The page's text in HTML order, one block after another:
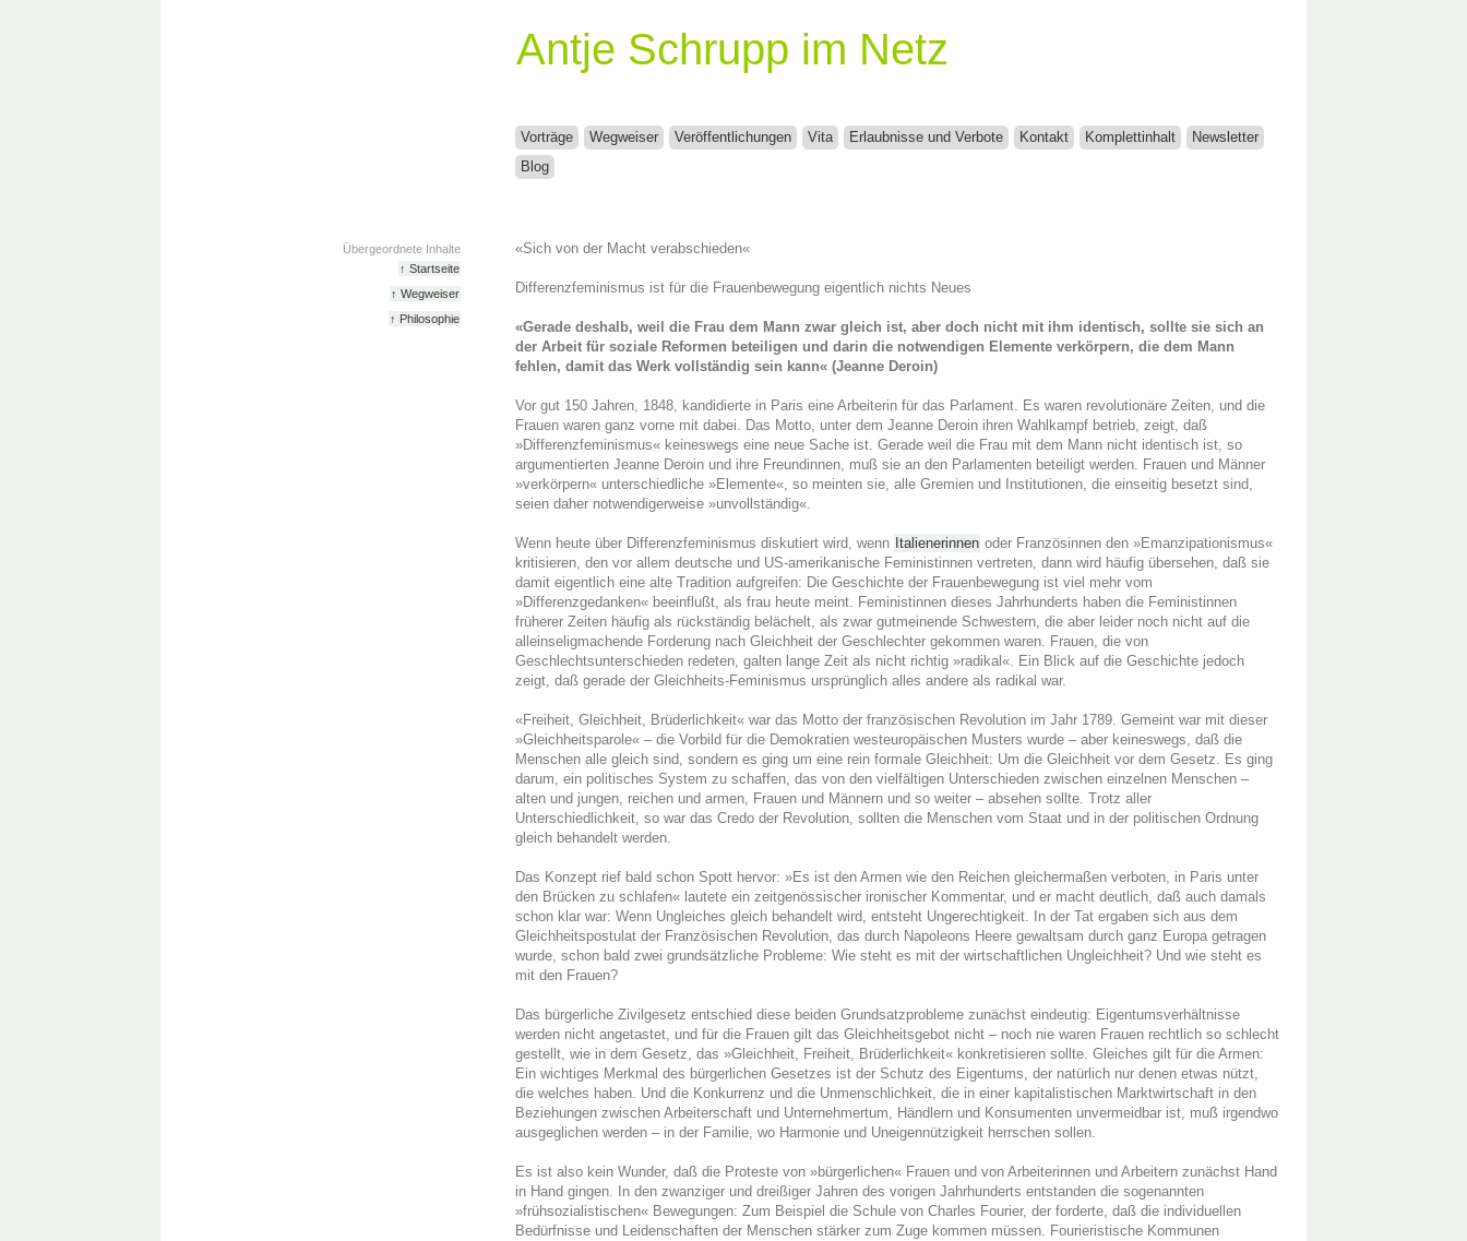
Antje Schrupp im Netz
Vorträge Wegweiser Veröffentlichungen Vita Erlaubnisse und Verbote Kontakt Komplettinhalt
Newsletter
Blog
Übergeordnete Inhalte
↑ Startseite
↑ Wegweiser
↑ Philosophie
«Sich von der Macht verabschieden«
Differenzfeminismus ist für die Frauenbewegung eigentlich nichts Neues
«Gerade deshalb, weil die Frau dem Mann zwar gleich ist, aber doch nicht mit ihm identisch, sollte sie sich an
der Arbeit für soziale Reformen beteiligen und darin die notwendigen Elemente verkörpern, die dem Mann
fehlen, damit das Werk vollständig sein kann« (Jeanne Deroin)
Vor gut 150 Jahren, 1848, kandidierte in Paris eine Arbeiterin für das Parlament. Es waren revolutionäre Zeiten, und die
Frauen waren ganz vorne mit dabei. Das Motto, unter dem Jeanne Deroin ihren Wahlkampf betrieb, zeigt, daß
»Differenzfeminismus« keineswegs eine neue Sache ist. Gerade weil die Frau mit dem Mann nicht identisch ist, so
argumentierten Jeanne Deroin und ihre Freundinnen, muß sie an den Parlamenten beteiligt werden. Frauen und Männer
»verkörpern« unterschiedliche »Elemente«, so meinten sie, alle Gremien und Institutionen, die einseitig besetzt sind,
seien daher notwendigerweise »unvollständig«.
Wenn heute über Differenzfeminismus diskutiert wird, wenn Italienerinnen oder Französinnen den »Emanzipationismus«
kritisieren, den vor allem deutsche und US-amerikanische Feministinnen vertreten, dann wird häufig übersehen, daß sie
damit eigentlich eine alte Tradition aufgreifen: Die Geschichte der Frauenbewegung ist viel mehr vom
»Differenzgedanken« beeinflußt, als frau heute meint. Feministinnen dieses Jahrhunderts haben die Feministinnen
früherer Zeiten häufig als rückständig belächelt, als zwar gutmeinende Schwestern, die aber leider noch nicht auf die
alleinseligmachende Forderung nach Gleichheit der Geschlechter gekommen waren. Frauen, die von
Geschlechtsunterschieden redeten, galten lange Zeit als nicht richtig »radikal«. Ein Blick auf die Geschichte jedoch
zeigt, daß gerade der Gleichheits-Feminismus ursprünglich alles andere als radikal war.
«Freiheit, Gleichheit, Brüderlichkeit« war das Motto der französischen Revolution im Jahr 1789. Gemeint war mit dieser
»Gleichheitsparole« – die Vorbild für die Demokratien westeuropäischen Musters wurde – aber keineswegs, daß die
Menschen alle gleich sind, sondern es ging um eine rein formale Gleichheit: Um die Gleichheit vor dem Gesetz. Es ging
darum, ein politisches System zu schaffen, das von den vielfältigen Unterschieden zwischen einzelnen Menschen –
alten und jungen, reichen und armen, Frauen und Männern und so weiter – absehen sollte. Trotz aller
Unterschiedlichkeit, so war das Credo der Revolution, sollten die Menschen vom Staat und in der politischen Ordnung
gleich behandelt werden.
Das Konzept rief bald schon Spott hervor: »Es ist den Armen wie den Reichen gleichermaßen verboten, in Paris unter
den Brücken zu schlafen« lautete ein zeitgenössischer ironischer Kommentar, und er macht deutlich, daß auch damals
schon klar war: Wenn Ungleiches gleich behandelt wird, entsteht Ungerechtigkeit. In der Tat ergaben sich aus dem
Gleichheitspostulat der Französischen Revolution, das durch Napoleons Heere gewaltsam durch ganz Europa getragen
wurde, schon bald zwei grundsätzliche Probleme: Wie steht es mit der wirtschaftlichen Ungleichheit? Und wie steht es
mit den Frauen?
Das bürgerliche Zivilgesetz entschied diese beiden Grundsatzprobleme zunächst eindeutig: Eigentumsverhältnisse
werden nicht angetastet, und für die Frauen gilt das Gleichheitsgebot nicht – noch nie waren Frauen rechtlich so schlecht
gestellt, wie in dem Gesetz, das »Gleichheit, Freiheit, Brüderlichkeit« konkretisieren sollte. Gleiches gilt für die Armen:
Ein wichtiges Merkmal des bürgerlichen Gesetzes ist der Schutz des Eigentums, der natürlich nur denen etwas nützt,
die welches haben. Und die Konkurrenz und die Unmenschlichkeit, die in einer kapitalistischen Marktwirtschaft in den
Beziehungen zwischen Arbeiterschaft und Unternehmertum, Händlern und Konsumenten unvermeidbar ist, muß irgendwo
ausgeglichen werden – in der Familie, wo Harmonie und Uneigennützigkeit herrschen sollen.
Es ist also kein Wunder, daß die Proteste von »bürgerlichen« Frauen und von Arbeiterinnen und Arbeitern zunächst Hand
in Hand gingen. In den zwanziger und dreißiger Jahren des vorigen Jahrhunderts entstanden die sogenannten
»frühsozialistischen« Bewegungen: Zum Beispiel die Schule von Charles Fourier, der forderte, daß die individuellen
Bedürfnisse und Leidenschaften der Menschen stärker zum Zuge kommen müssen. Fourieristische Kommunen